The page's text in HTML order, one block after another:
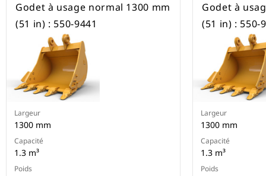
Godet à usage normal 1300 mm
(51 in) : 550-9441
Largeur
1300 mm
Capacité
1.3 m³
Poids
Godet à
(51 in) : 550-
Largeur
1300 mm
Capacité
1.3 m³
Poids